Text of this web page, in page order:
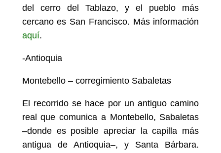
del cerro del Tablazo, y el pueblo más
cercano es San Francisco. Más información
aquí.
-Antioquia
Montebello – corregimiento Sabaletas
El recorrido se hace por un antiguo camino
real que comunica a Montebello, Sabaletas
–donde es posible apreciar la capilla más
antigua de Antioquia–, y Santa Bárbara.